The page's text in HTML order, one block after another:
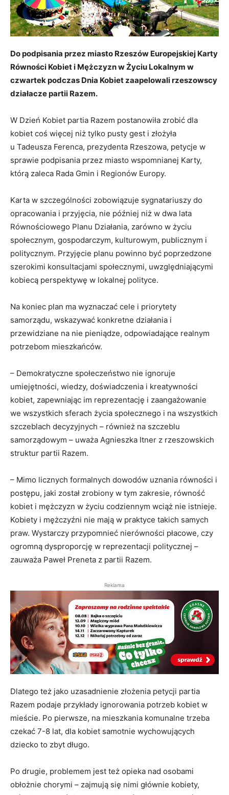
Do podpisania przez miasto Rzeszów Europejskiej Karty
Równości Kobiet i Mężczyzn w Życiu Lokalnym w
czwartek podczas Dnia Kobiet zaapelowali rzeszowscy
działacze partii Razem.
W Dzień Kobiet partia Razem postanowiła zrobić dla
kobiet coś więcej niż tylko pusty gest i złożyła
u Tadeusza Ferenca, prezydenta Rzeszowa, petycje w
sprawie podpisania przez miasto wspomnianej Karty,
którą zaleca Rada Gmin i Regionów Europy.
Karta w szczególności zobowiązuje sygnatariuszy do
opracowania i przyjęcia, nie później niż w dwa lata
Równościowego Planu Działania, zarówno w życiu
społecznym, gospodarczym, kulturowym, publicznym i
politycznym. Przyjęcie planu powinno być poprzedzone
szerokimi konsultacjami społecznymi, uwzględniającymi
kobiecą perspektywę w lokalnej polityce.
Na koniec plan ma wyznaczać cele i priorytety
samorządu, wskazywać konkretne działania i
przewidziane na nie pieniądze, odpowiadające realnym
potrzebom mieszkańców.
– Demokratyczne społeczeństwo nie ignoruje
umiejętności, wiedzy, doświadczenia i kreatywności
kobiet, zapewniając im reprezentację i zaangażowanie
we wszystkich sferach życia społecznego i na wszystkich
szczeblach decyzyjnych – również na szczeblu
samorządowym – uważa Agnieszka Itner z rzeszowskich
struktur partii Razem.
– Mimo licznych formalnych dowodów uznania równości i
postępu, jaki został zrobiony w tym zakresie, równość
kobiet i mężczyzn w życiu codziennym wciąż nie istnieje.
Kobiety i mężczyźni nie mają w praktyce takich samych
praw. Wystarczy przypomnieć nierówności płacowe, czy
ogromną dysproporcję w reprezentacji politycznej –
zauważa Paweł Preneta z partii Razem.
Reklama
Dlatego też jako uzasadnienie złożenia petycji partia
Razem podaje przykłady ignorowania potrzeb kobiet w
mieście. Po pierwsze, na mieszkania komunalne trzeba
czekać 7-8 lat, dla kobiet samotnie wychowujących
dziecko to zbyt długo.
Po drugie, problemem jest też opieka nad osobami
obłożnie chorymi – zajmują się nimi głównie kobiety,